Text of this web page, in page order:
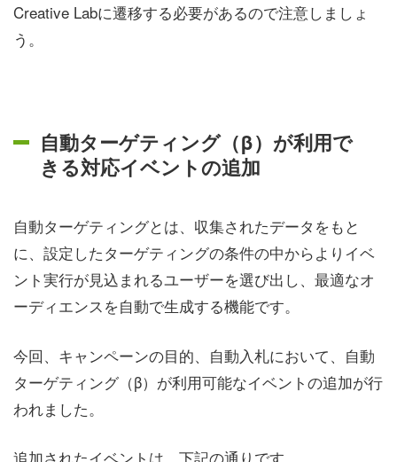
Creative Labに遷移する必要があるので注意しましょ
う。
自動ターゲティング（β）が利用で
きる対応イベントの追加
自動ターゲティングとは、収集されたデータをもと
に、設定したターゲティングの条件の中からよりイベ
ント実行が見込まれるユーザーを選び出し、最適なオ
ーディエンスを自動で生成する機能です。
今回、キャンペーンの目的、自動入札において、自動
ターゲティング（β）が利用可能なイベントの追加が行
われました。
追加されたイベントは、下記の通りです。